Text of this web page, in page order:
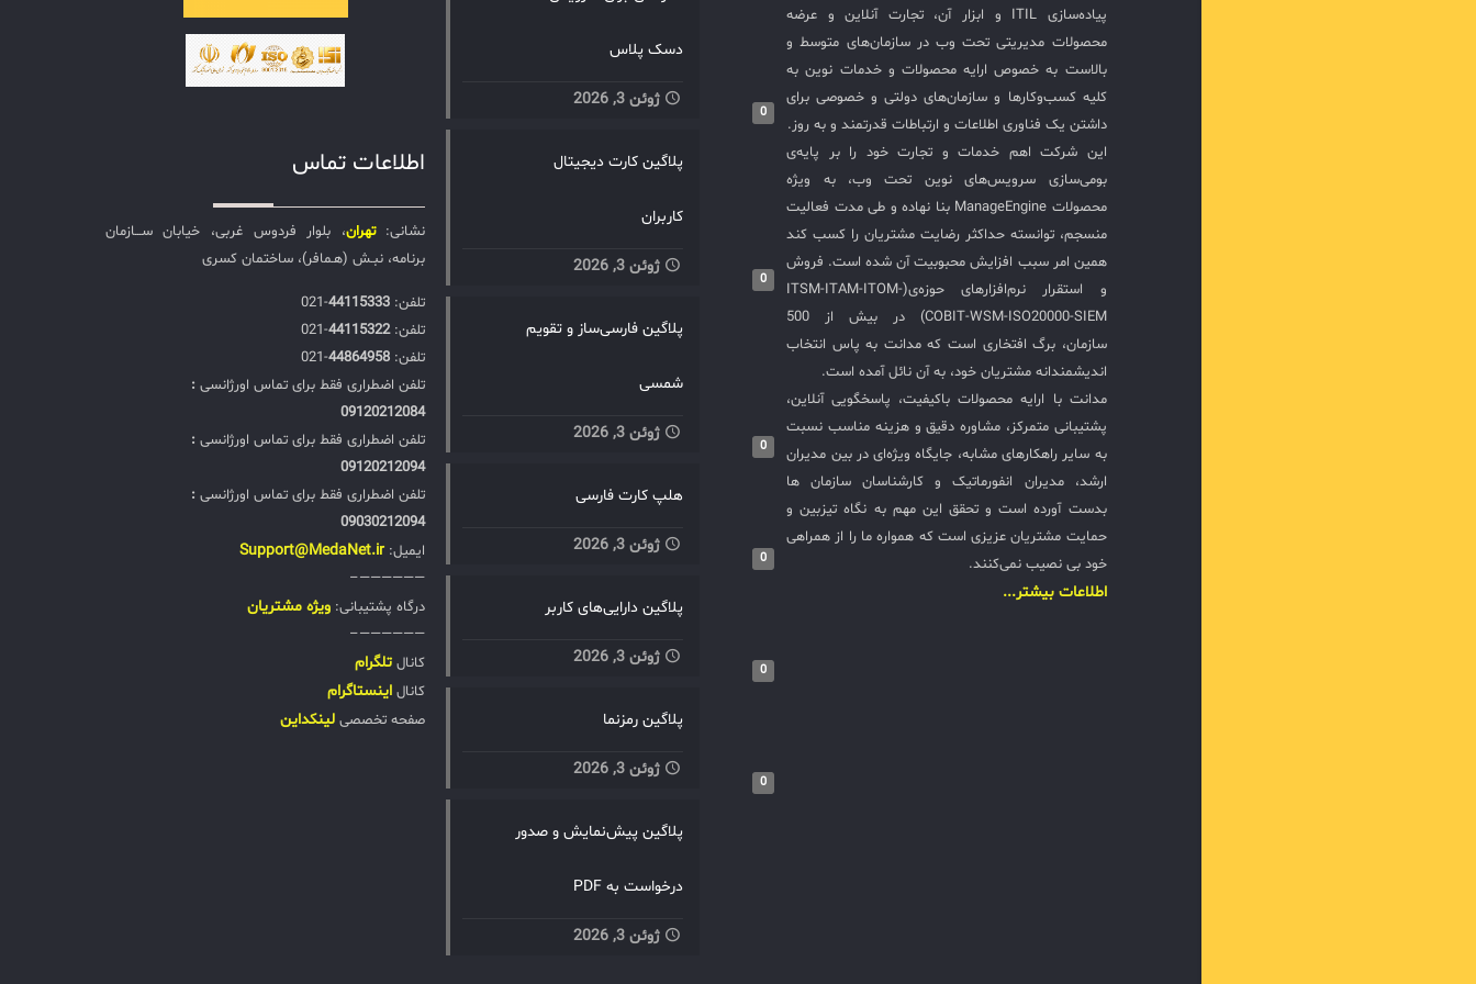
پیاده‌سازی ITIL و ابزار آن، تجارت آنلاین و عرضه
محصولات مدیریتی تحت وب در سازمان‌های متوسط و
بالاست به خصوص ارایه محصولات و خدمات نوین به
کلیه کسب‌وکارها و سازمان‌های دولتی و خصوصی برای
داشتن یک فناوری اطلاعات و ارتباطات قدرتمند و به روز.
این شرکت اهم خدمات و تجارت خود را بر پایه‌ی
بومی‌سازی سرویس‌های نوین تحت وب، به ویژه
محصولات ManageEngine بنا نهاده و طی مدت فعالیت
منسجم، توانسته حداکثر رضایت مشتریان را کسب کند
همین امر سبب افزایش محبوبیت آن شده است. فروش
و استقرار نرم‌افزارهای حوزه‌ی(ITSM-ITAM-ITOM-
COBIT-WSM-ISO20000-SIEM) در بیش از 500
سازمان، برگ افتخاری است که مدانت به پاس انتخاب
اندیشمندانه مشتریان خود، به آن نائل آمده است.
مدانت با ارایه محصولات باکیفیت، پاسخگویی آنلاین،
پشتیبانی متمرکز، مشاوره دقیق و هزینه مناسب نسبت
به سایر راهکارهای مشابه، جایگاه ویژه‌ای در بین مدیران
ارشد، مدیران انفورماتیک و کارشناسان سازمان ها
بدست آورده است و تحقق این مهم به نگاه تیزبین و
حمایت مشتریان عزیزی است که همواره ما را از همراهی
خود بی نصیب نمی‌کنند.
اطلاعات بیشتر...
دسک پلاس
ژوئن 3, 2026
0
پلاگین کارت دیجیتال
کاربران
ژوئن 3, 2026
0
پلاگین فارسی‌ساز و تقویم
شمسی
ژوئن 3, 2026
0
هلپ کارت فارسی
ژوئن 3, 2026
0
پلاگین دارایی‌های کاربر
ژوئن 3, 2026
0
پلاگین رمزنما
ژوئن 3, 2026
0
پلاگین پیش‌نمایش و صدور
درخواست به PDF
ژوئن 3, 2026
اطلاعات تماس
نشانی:تهران، بلوار فردوس غربی، خیابان ســـازمان
برنامه، نبـش (هـمافر)، ساختمان کسری
تلفن:‌ 44115333
-021
تلفن:‌44115322
-021
تلفن:‌ 44864958
-021
تلفن اضطراری فقط برای تماس اورژانسی :
09120212084
تلفن اضطراری فقط برای تماس اورژانسی :
09120212094
تلفن اضطراری فقط برای تماس اورژانسی :
09030212094
ایمیل: Support@MedaNet.ir
——————–
درگاه پشتیبانی: ويژه مشتریان
——————–
کانال تلگرام
کانال اینستاگرام
صفحه تخصصی لینکداین